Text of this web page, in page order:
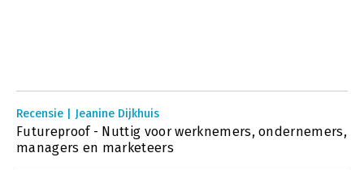
Recensie | Jeanine Dijkhuis
Futureproof - Nuttig voor werknemers, ondernemers,
managers en marketeers